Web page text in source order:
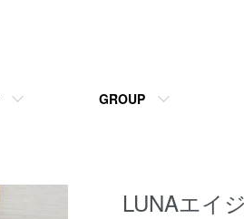
GROUP
LUNAエイ